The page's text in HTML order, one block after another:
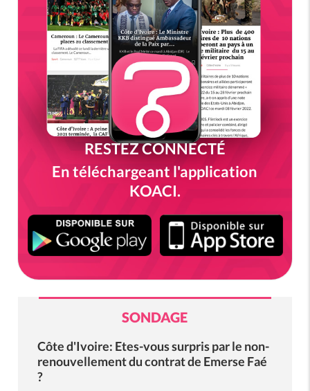
RESTEZ CONNECTÉ
En téléchargeant l'application
KOACI.
SONDAGE
Côte d'Ivoire: Etes-vous surpris par le non-
renouvellement du contrat de Emerse Faé
?